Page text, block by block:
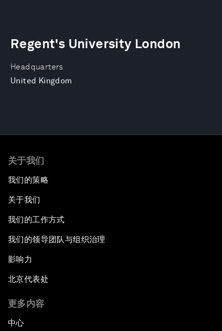
Headquarters
United Kingdom
Regent's University London
关于我们
我们的策略
关于我们
我们的工作方式
我们的领导团队与组织治理
影响力
北京代表处
更多内容
中心